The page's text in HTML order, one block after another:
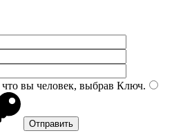
вы человек, выбрав Ключ.